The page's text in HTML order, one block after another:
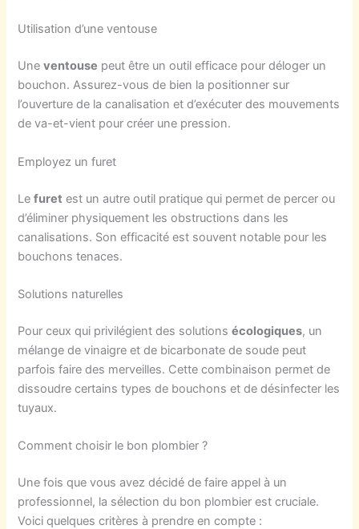
Utilisation d’une ventouse
Uneventouse peut être un outil efficace pour déloger un
bouchon. Assurez-vous de bien la positionner sur
l’ouverture de la canalisation et d’exécuter des mouvements
de va-et-vient pour créer une pression.
Employez un furet
Lefuret est un autre outil pratique qui permet de percer ou
d’éliminer physiquement les obstructions dans les
canalisations. Son efficacité est souvent notable pour les
bouchons tenaces.
Solutions naturelles
Pour ceux qui privilégient des solutionsécologiques, un
mélange de vinaigre et de bicarbonate de soude peut
parfois faire des merveilles. Cette combinaison permet de
dissoudre certains types de bouchons et de désinfecter les
tuyaux.
Comment choisir le bon plombier ?
Une fois que vous avez décidé de faire appel à un
professionnel, la sélection du bon plombier est cruciale.
Voici quelques critères à prendre en compte :